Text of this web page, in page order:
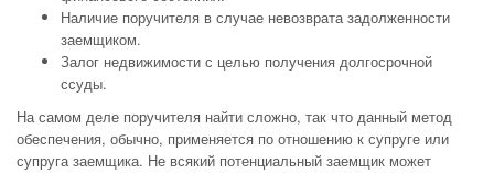
Наличие поручителя в случае невозврата задолженности
заемщиком.
Залог недвижимости с целью получения долгосрочной
ссуды.
На самом деле поручителя найти сложно, так что данный метод
обеспечения, обычно, применяется по отношению к супруге или
супруга заемщика. Не всякий потенциальный заемщик может